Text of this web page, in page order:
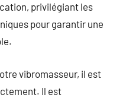
privilégiant les
pour garantir une
vibromasseur, il est
Il est